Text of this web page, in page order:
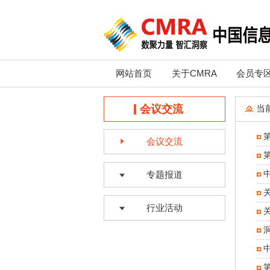
网站首页 关于CMRA 会员专
会议交流
会议交流
专题报道
行业活动
当